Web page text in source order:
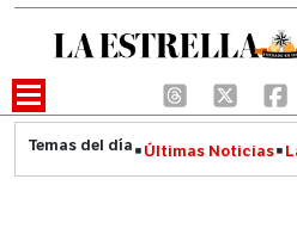
Últimas Noticias